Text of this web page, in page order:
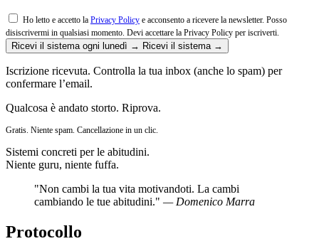
Ho letto e accetto la Privacy Policy e acconsento a ricevere la newsletter. Posso
disiscrivermi in qualsiasi momento. Devi accettare la Privacy Policy per iscriverti.
Ricevi il sistema ogni lunedì → Ricevi il sistema →
Iscrizione ricevuta. Controlla la tua inbox (anche lo spam) per
confermare l’email.
Qualcosa è andato storto. Riprova.
Gratis. Niente spam. Cancellazione in un clic.
Sistemi concreti per le abitudini.
Niente guru, niente fuffa.
"Non cambi la tua vita motivandoti. La cambi
cambiando le tue abitudini." — Domenico Marra
Protocollo